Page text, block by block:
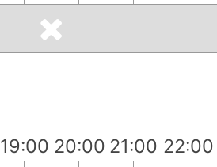
19:00 20:00 21:00 22:00